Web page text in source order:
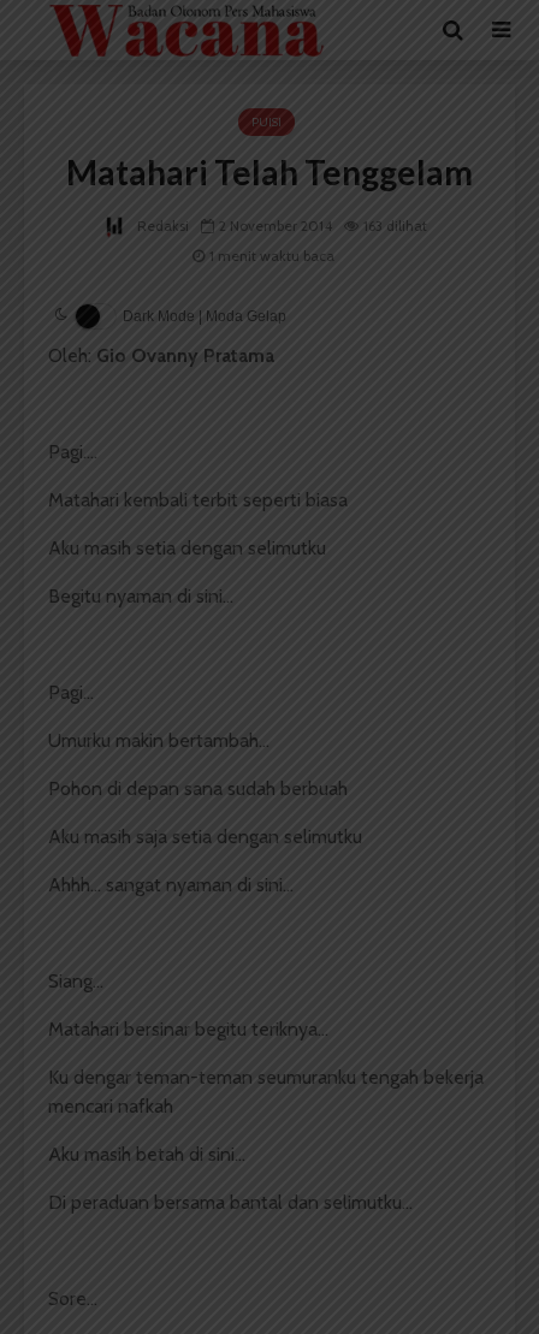
PUISI
Matahari Telah Tenggelam
Redaksi 2 November 2014
163 dilihat
1 menit waktu baca
Dark Mode | Moda Gelap
Oleh: Gio Ovanny Pratama
Pagi….
Matahari kembali terbit seperti biasa
Aku masih setia dengan selimutku
Begitu nyaman di sini…
Pagi…
Umurku makin bertambah…
Pohon di depan sana sudah berbuah
Aku masih saja setia dengan selimutku
Ahhh… sangat nyaman di sini…
Siang…
Matahari bersinar begitu teriknya…
Ku dengar teman-teman seumuranku tengah bekerja
mencari nafkah
Aku masih betah di sini…
Di peraduan bersama bantal dan selimutku…
Sore…